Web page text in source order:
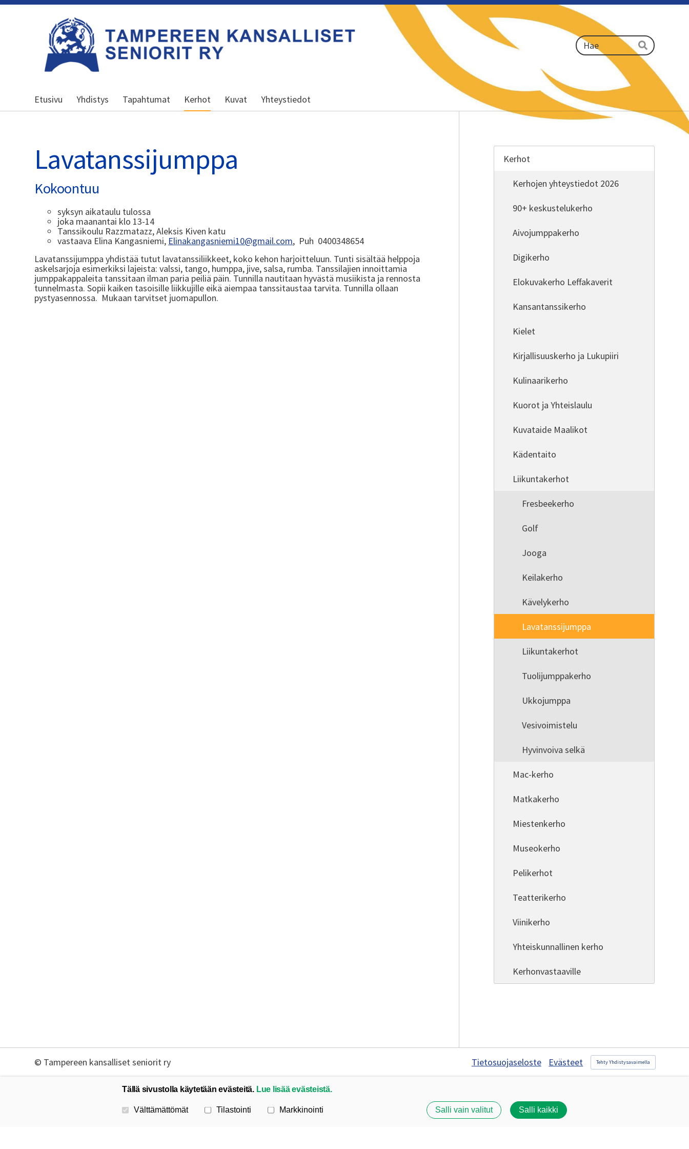
Kansallinen senioriliitto
Haku
Hae
Etusivu Yhdistys Tapahtumat Kerhot Kuvat Yhteystiedot
Lavatanssijumppa
Kokoontuu
syksyn aikataulu tulossa
joka maanantai klo 13-14
Tanssikoulu Razzmatazz, Aleksis Kiven katu
vastaava Elina Kangasniemi, Elinakangasniemi10@gmail.com, Puh 0400348654
Lavatanssijumppa yhdistää tutut lavatanssiliikkeet, koko kehon harjoitteluun. Tunti sisältää helppoja
askelsarjoja esimerkiksi lajeista: valssi, tango, humppa, jive, salsa, rumba. Tanssilajien innoittamia
jumppakappaleita tanssitaan ilman paria peiliä päin. Tunnilla nautitaan hyvästä musiikista ja rennosta
tunnelmasta. Sopii kaiken tasoisille liikkujille eikä aiempaa tanssitaustaa tarvita. Tunnilla ollaan
pystyasennossa. Mukaan tarvitset juomapullon.
Kerhot
Kerhojen yhteystiedot 2026
90+ keskustelukerho
Aivojumppakerho
Digikerho
Elokuvakerho Leffakaverit
Kansantanssikerho
Kielet
Kirjallisuuskerho ja Lukupiiri
Kulinaarikerho
Kuorot ja Yhteislaulu
Kuvataide Maalikot
Kädentaito
Liikuntakerhot
Fresbeekerho
Golf
Jooga
Keilakerho
Kävelykerho
Lavatanssijumppa
Liikuntakerhot
Tuolijumppakerho
Ukkojumppa
Vesivoimistelu
Hyvinvoiva selkä
Mac-kerho
Matkakerho
Miestenkerho
Museokerho
Pelikerhot
Teatterikerho
Viinikerho
Yhteiskunnallinen kerho
Kerhonvastaaville
© Tampereen kansalliset seniorit ry Tietosuojaseloste Evästeet Tehty Yhdistysavaimella
Tällä sivustolla käytetään evästeitä. Lue lisää evästeistä.
Valitse käytettävät evästeet
Välttämättömät Tilastointi Markkinointi Salli vain valitut Salli kaikki